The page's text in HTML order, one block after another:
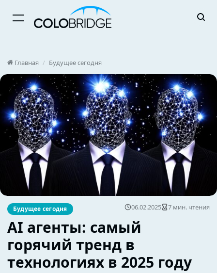
Menu
Главная / Будущее сегодня
Будущее сегодня
AI агенты: самый
горячий тренд в
технологиях в 2025 году
06.02.2025 7 мин. чтения